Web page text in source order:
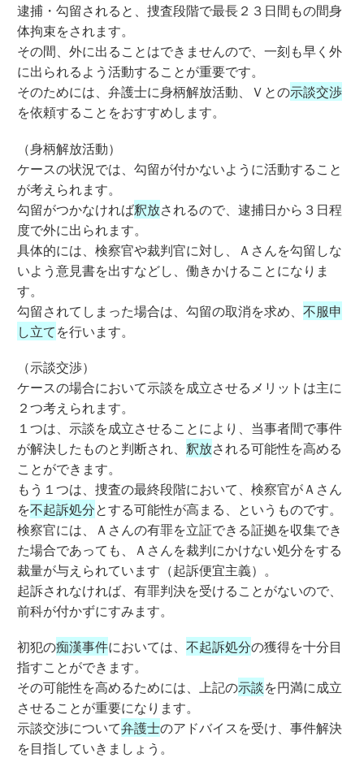
逮捕・勾留されると、捜査段階で最長２３日間もの間身
体拘束をされます。
その間、外に出ることはできませんので、一刻も早く外
に出られるよう活動することが重要です。
そのためには、弁護士に身柄解放活動、Ｖとの示談交渉
を依頼することをおすすめします。
（身柄解放活動）
ケースの状況では、勾留が付かないように活動すること
が考えられます。
勾留がつかなければ釈放されるので、逮捕日から３日程
度で外に出られます。
具体的には、検察官や裁判官に対し、Ａさんを勾留しな
いよう意見書を出すなどし、働きかけることになりま
す。
勾留されてしまった場合は、勾留の取消を求め、不服申
し立てを行います。
（示談交渉）
ケースの場合において示談を成立させるメリットは主に
２つ考えられます。
１つは、示談を成立させることにより、当事者間で事件
が解決したものと判断され、釈放される可能性を高める
ことができます。
もう１つは、捜査の最終段階において、検察官がＡさん
を不起訴処分とする可能性が高まる、というものです。
検察官には、Ａさんの有罪を立証できる証拠を収集でき
た場合であっても、Ａさんを裁判にかけない処分をする
裁量が与えられています（起訴便宜主義）。
起訴されなければ、有罪判決を受けることがないので、
前科が付かずにすみます。
初犯の痴漢事件においては、不起訴処分の獲得を十分目
指すことができます。
その可能性を高めるためには、上記の示談を円満に成立
させることが重要になります。
示談交渉について弁護士のアドバイスを受け、事件解決
を目指していきましょう。